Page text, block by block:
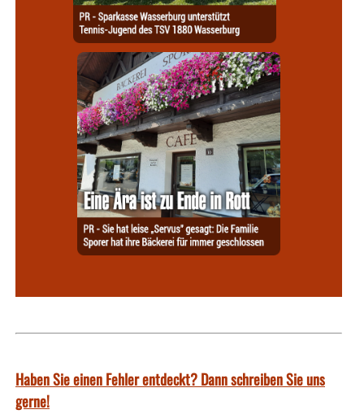
Haben Sie einen Fehler entdeckt? Dann schreiben Sie uns
gerne!